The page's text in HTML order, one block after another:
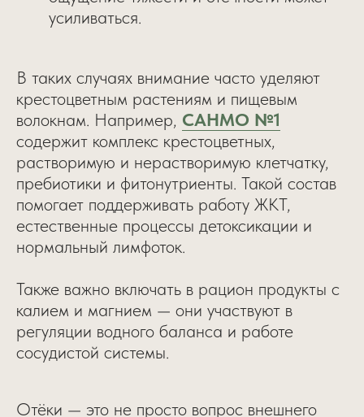
усиливаться.
В таких случаях внимание часто уделяют
крестоцветным растениям и пищевым
волокнам. Например, САНМО №1
содержит комплекс крестоцветных,
растворимую и нерастворимую клетчатку,
пребиотики и фитонутриенты. Такой состав
помогает поддерживать работу ЖКТ,
естественные процессы детоксикации и
нормальный лимфоток.
Также важно включать в рацион продукты с
калием и магнием — они участвуют в
регуляции водного баланса и работе
сосудистой системы.
Отёки — это не просто вопрос внешнего